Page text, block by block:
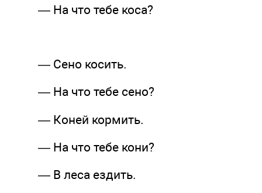
— На что тебе коса?
— Сено косить.
— На что тебе сено?
— Коней кормить.
— На что тебе кони?
— В леса ездить.